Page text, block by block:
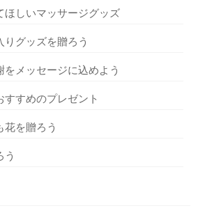
ほしいマッサージグッズ
りグッズを贈ろう
をメッセージに込めよう
すすめのプレゼント
花を贈ろう
う